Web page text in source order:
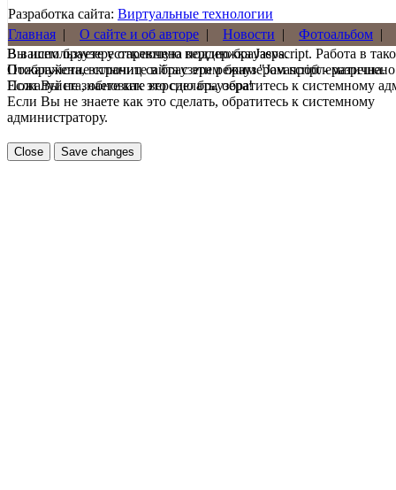
Разработка сайта: Виртуальные технологии
Главная | О сайте и об авторе | Новости | Фотоальбом |
В вашем браузере отключена поддержка Jasvscript. Работа в
Пожалуйста, включите в браузере режим "Javascript -
Если Вы не знаете как это сделать, обратитесь к системному
Вы используете устаревшую версию браузера.
Отображение страниц сайта с этим браузером проблематична.
Пожалуйста, обновите версию браузера!
Если Вы не знаете как это сделать, обратитесь к системному
администратору.
Close Save changes